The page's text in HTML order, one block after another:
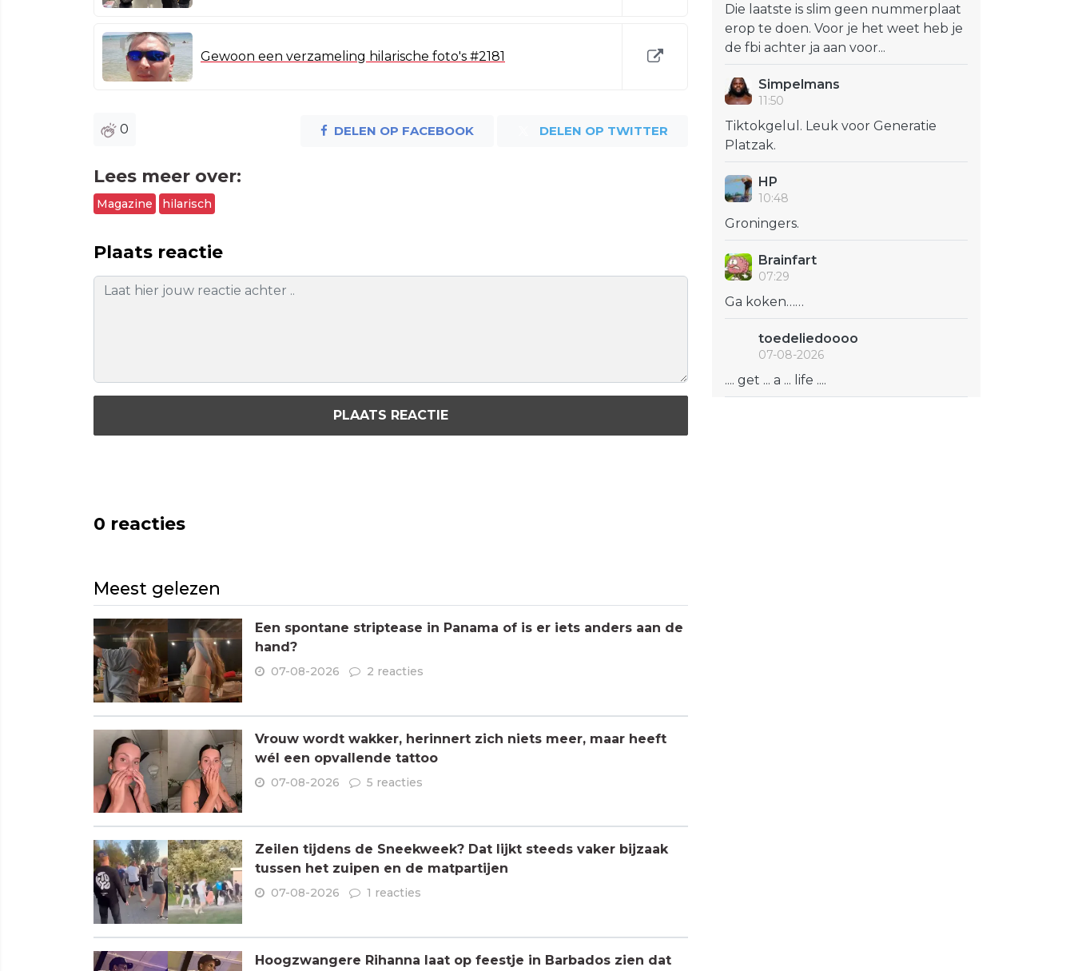
Gewoon een verzameling hilarische foto's #2181
0 DELEN OP FACEBOOK DELEN OP TWITTER
Lees meer over:
Magazine hilarisch
Plaats reactie
PLAATS REACTIE
0 reacties
Meest gelezen
Een spontane striptease in Panama of is er iets anders aan de
hand?
07-08-2026 2 reacties
Vrouw wordt wakker, herinnert zich niets meer, maar heeft
wél een opvallende tattoo
07-08-2026 5 reacties
Zeilen tijdens de Sneekweek? Dat lijkt steeds vaker bijzaak
tussen het zuipen en de matpartijen
07-08-2026 1 reacties
Hoogzwangere Rihanna laat op feestje in Barbados zien dat
Die laatste is slim geen nummerplaat
erop te doen. Voor je het weet heb je
de fbi achter ja aan voor...
Simpelmans
11:50
Tiktokgelul. Leuk voor Generatie
Platzak.
HP
10:48
Groningers.
Brainfart
07:29
Ga koken……
toedeliedoooo
07-08-2026
.... get ... a ... life ....